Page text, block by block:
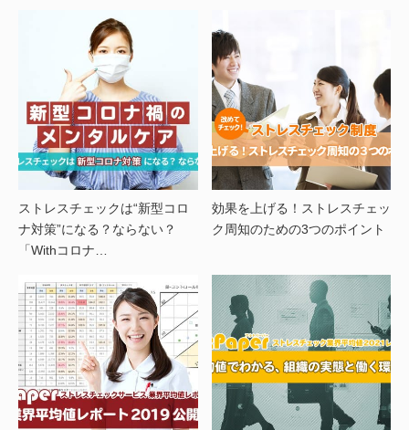
ストレスチェックは“新型コロ
ナ対策”になる？ならない？
「Withコロナ…
効果を上げる！ストレスチェッ
ク周知のための3つのポイント